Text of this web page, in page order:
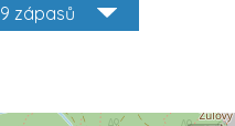
9 zápasů